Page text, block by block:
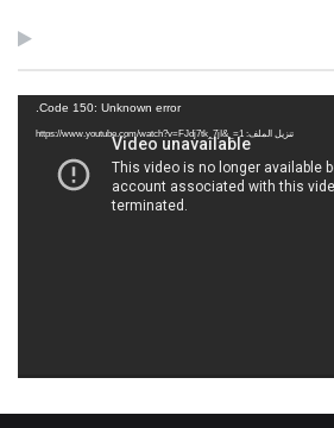
Code 150: Unknown error.
تنزيل الملف: https://www.youtube.com/watch?v=FJdj7tk_7jI&_=1